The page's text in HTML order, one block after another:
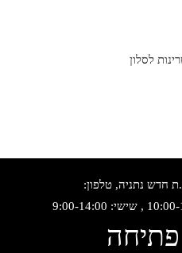
לסלון